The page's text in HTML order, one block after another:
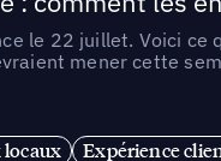
le 22 juillet. Voici
mener cette
locaux Expérience